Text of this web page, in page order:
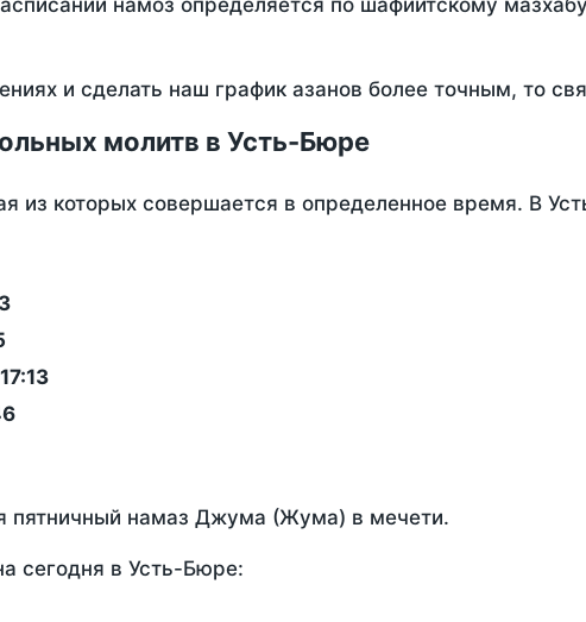
намоз определяется по шафиитскому
и сделать наш график азанов более точным, то
молитв в Усть-Бюре
из которых совершается в определенное время. В
17:13
пятничный намаз Джума (Жума) в мечети.
сегодня в Усть-Бюре: